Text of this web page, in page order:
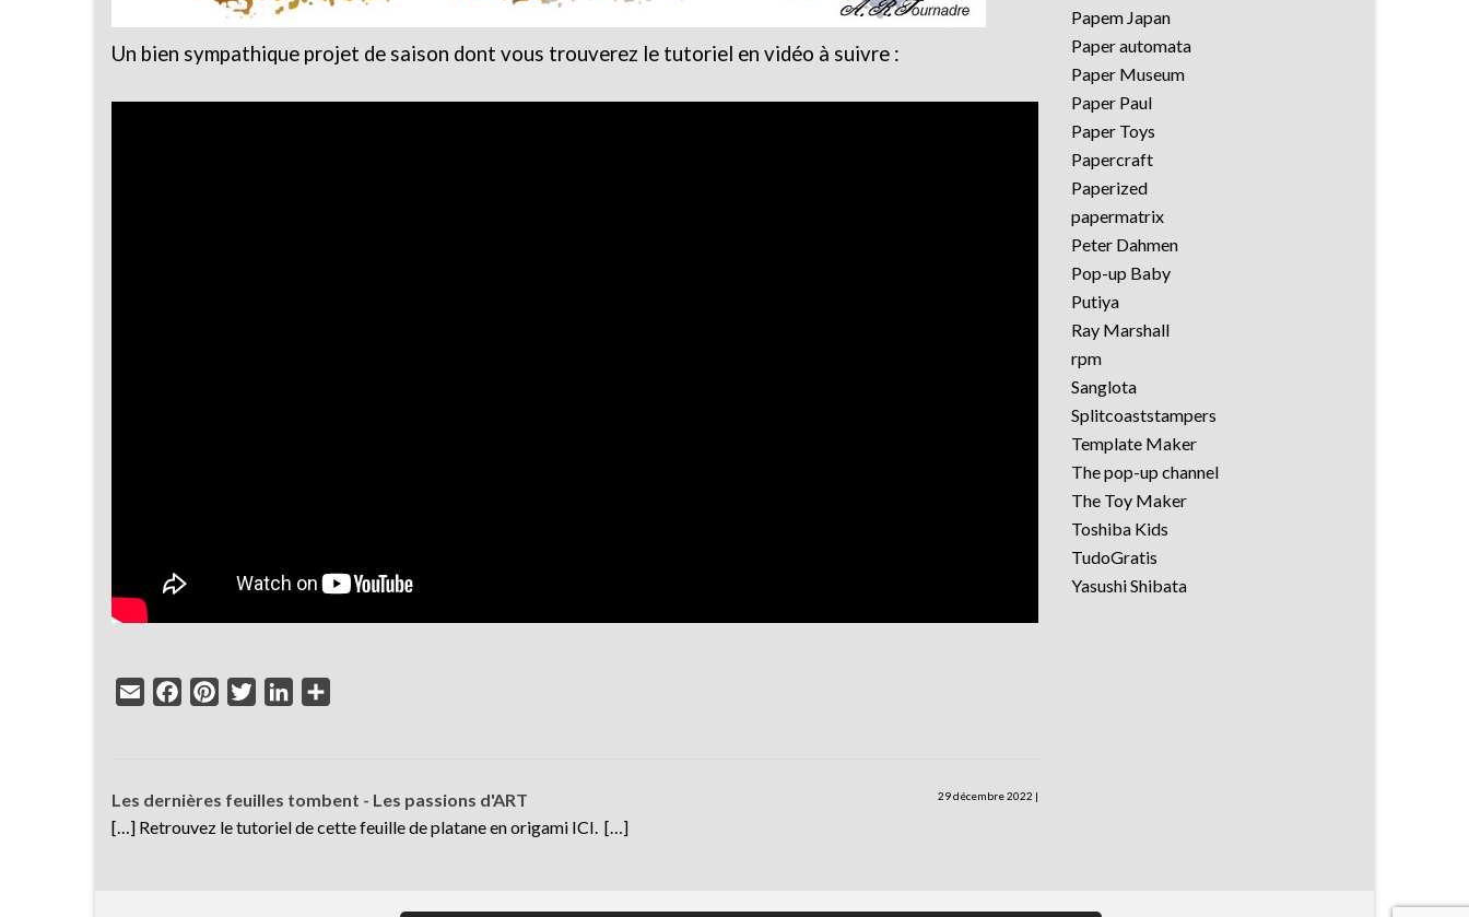
Un bien sympathique projet de saison dont vous trouverez le tutoriel en vidéo à suivre :
Email FacebookPinterestTwitterLinkedIn
Les dernières feuilles tombent - Les passions d'ART 29 décembre 2022 |
[…] Retrouvez le tutoriel de cette feuille de platane en origami ICI. […]
Papem Japan
Paper automata
Paper Museum
Paper Paul
Paper Toys
Papercraft
Paperized
papermatrix
Peter Dahmen
Pop-up Baby
Putiya
Ray Marshall
rpm
Sanglota
Splitcoaststampers
Template Maker
The pop-up channel
The Toy Maker
Toshiba Kids
TudoGratis
Yasushi Shibata